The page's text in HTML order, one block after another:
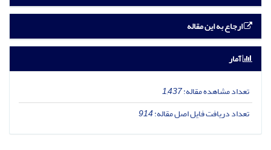
ارجاع به این مقاله
آمار
تعداد مشاهده مقاله:1,437
تعداد دریافت فایل اصل مقاله:914